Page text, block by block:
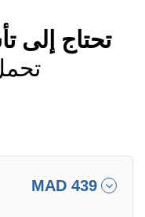
تحتاج إلى
MAD 439